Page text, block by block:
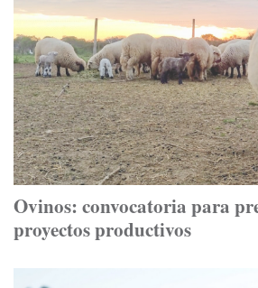
Ovinos: convocatoria para
proyectos productivos